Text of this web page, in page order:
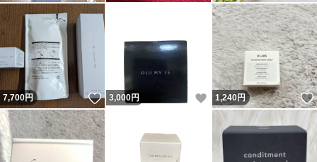
7,700円 いいね！
3,000円 いいね！
1,240円